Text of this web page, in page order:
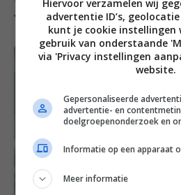
verplicht.
Hiervoor verzamelen wij
advertentie ID’s,
kunt je cookie instellingen
gebruik van onderstaande
via 'Privacy instellingen
website.
Gepersonaliseerde
advertentie- en
doelgroepenonderzoek en
Informatie op een apparaat
Meer informatie